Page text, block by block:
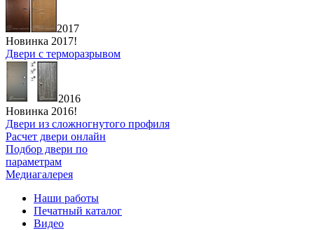
2017
Новинка 2017!
Двери с терморазрывом
2016
Новинка 2016!
Двери из сложногнутого профиля
Расчет двери онлайн
Подбор двери по
параметрам
Медиагалерея
Наши работы
Печатный каталог
Видео